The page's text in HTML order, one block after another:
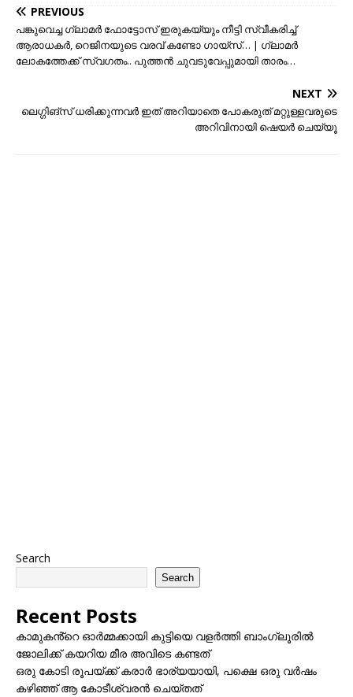
PREVIOUS
പങ്കുവെച്ച ഗ്ലാമര്‍ ഫോട്ടോസ് ഇരുകയ്യും നീട്ടി സ്വീകരിച്ച്
ആരാധകര്‍, റെജിനയുടെ വരവ് കണ്ടോ ഗായ്സ്… | ഗ്ലാമര്‍
ലോകത്തേക്ക് സ്വഗതം.. പുത്തന്‍ ചുവടുവേപ്പുമായി താരം…
NEXT
ലെഗ്ഗിങ്‌സ് ധരിക്കുന്നവർ ഇത് അറിയാതെ പോകരുത് മറ്റുള്ളവരുടെ
അറിവിനായി ഷെയർ ചെയ്യൂ
Search
Search
Recent Posts
കാമുകൻ്റെ ഓർമ്മക്കായി കുട്ടിയെ വളർത്തി ബാംഗ്ലൂരിൽ
ജോലിക്ക് കയറിയ മീര അവിടെ കണ്ടത്
ഒരു കോടി രൂപയ്ക്ക് കരാർ ഭാര്യയായി, പക്ഷെ ഒരു വർഷം
കഴിഞ്ഞ് ആ കോടീശ്വരൻ ചെയ്തത്